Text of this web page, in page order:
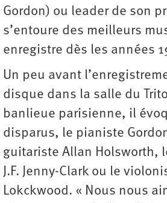
Gordon) ou leader de son
s’entoure des meilleurs
enregistre dès les années
Un peu avant
disque dans la salle du
banlieue parisienne, il
disparus, le pianiste
guitariste Allan Holsworth,
J.F. Jenny-Clark ou le
Lokckwood. « Nous nous